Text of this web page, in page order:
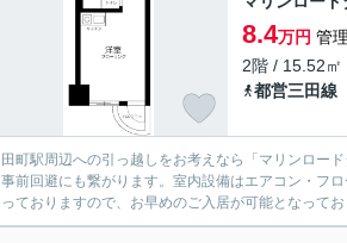
8.4万円 管
2階 / 15.52
都営三田線
田町駅周辺への引っ越しをお考えなら「マリンロー
事前回避にも繋がります。室内設備はエアコン・フ
っておりますので、お早めのご入居が可能となって